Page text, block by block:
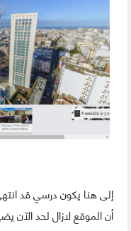
إلى هنا يكون درسي قد
أن الموقع لازال لحد الآن